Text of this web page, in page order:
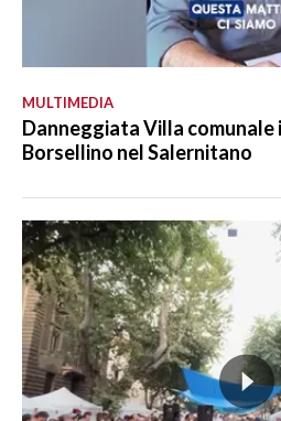
MULTIMEDIA
Danneggiata Villa
Borsellino nel Salernitano